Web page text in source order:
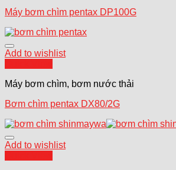
Máy bơm chìm pentax DP100G
Add to wishlist
Máy bơm chìm, bơm nước thải
Bơm chìm pentax DX80/2G
Add to wishlist